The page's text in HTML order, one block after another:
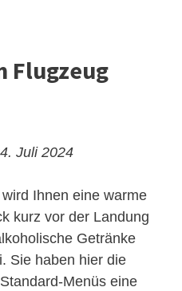
Flugzeug
Juli 2024
Ihnen eine warme
kurz vor der Landung
Getränke
Sie haben hier die
Menüs eine